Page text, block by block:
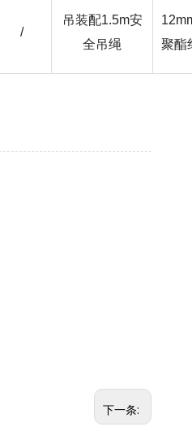
/
吊装配1.5m安
全吊绳
聚酯
下一条: